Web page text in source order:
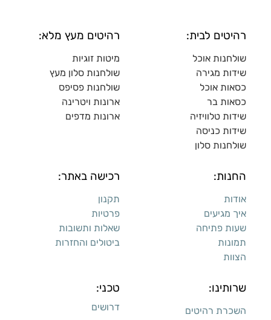
רהיטים לבית:
שולחנות אוכל
שידות מגירה
כסאות אוכל
כסאות בר
שידות טלוויזיה
שידות כניסה
שולחנות סלון
רהיטים מעץ מלא:
מיטות זוגיות
שולחנות סלון מעץ
שולחנות פסיפס
ארונות ויטרינה
ארונות מדפים
החנות:
אודות
איך מגיעים
שעות פתיחה
תמונות
הצוות
רכישה באתר:
תקנון
פרטיות
שאלות ותשובות
ביטולים והחזרות
שרותינו:
השכרת רהיטים
טכני:
דרושים